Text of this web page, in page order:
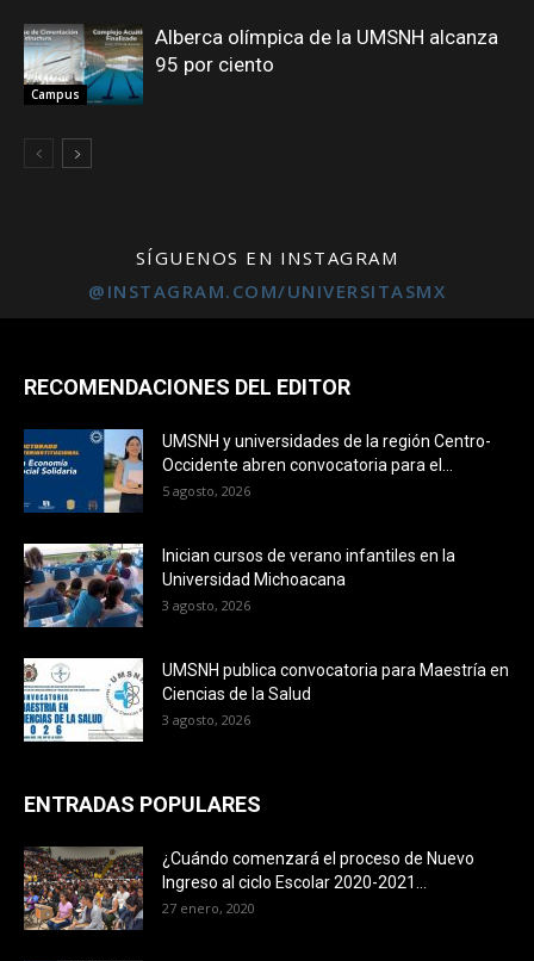
Campus
Alberca olímpica de la UMSNH alcanza
95 por ciento
SÍGUENOS EN INSTAGRAM
@INSTAGRAM.COM/UNIVERSITASMX
RECOMENDACIONES DEL EDITOR
UMSNH y universidades de la región Centro-
Occidente abren convocatoria para el...
5 agosto, 2026
Inician cursos de verano infantiles en la
Universidad Michoacana
3 agosto, 2026
UMSNH publica convocatoria para Maestría en
Ciencias de la Salud
3 agosto, 2026
ENTRADAS POPULARES
¿Cuándo comenzará el proceso de Nuevo
Ingreso al ciclo Escolar 2020-2021...
27 enero, 2020